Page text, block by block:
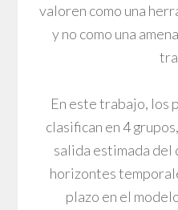
valoren como una
y no como una
En este trabajo, los
clasifican en 4
salida estimada del
horizontes
plazo en el